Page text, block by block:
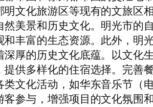
明文化旅游区等现有的文旅区
然美景和历史文化。明光市的
和丰富的生态资源。此外，明
深厚的历史文化底蕴。以文化
提供多样化的住宿选择。完善
类文化活动，如华东音乐节（
客参与，增强项目的文化氛围